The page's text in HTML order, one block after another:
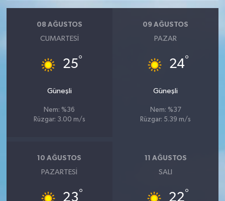
08 AĞUSTOS
CUMARTESI
25°
Güneşli
Nem: %36
Rüzgar: 3.00 m/s
09 AĞUSTOS
PAZAR
24°
Güneşli
Nem: %37
Rüzgar: 5.39 m/s
10 AĞUSTOS
PAZARTESI
23°
11 AĞUSTOS
SALI
22°